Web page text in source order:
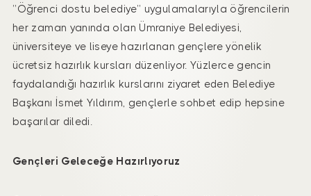
’’Öğrenci dostu belediye’’ uygulamalarıyla öğrencilerin
her zaman yanında olan Ümraniye Belediyesi,
üniversiteye ve liseye hazırlanan gençlere yönelik
ücretsiz hazırlık kursları düzenliyor. Yüzlerce gencin
faydalandığı hazırlık kurslarını ziyaret eden Belediye
Başkanı İsmet Yıldırım, gençlerle sohbet edip hepsine
başarılar diledi.
Gençleri Geleceğe Hazırlıyoruz